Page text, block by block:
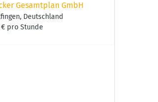
Gesamtplan GmbH
Deutschland
€ pro Stunde